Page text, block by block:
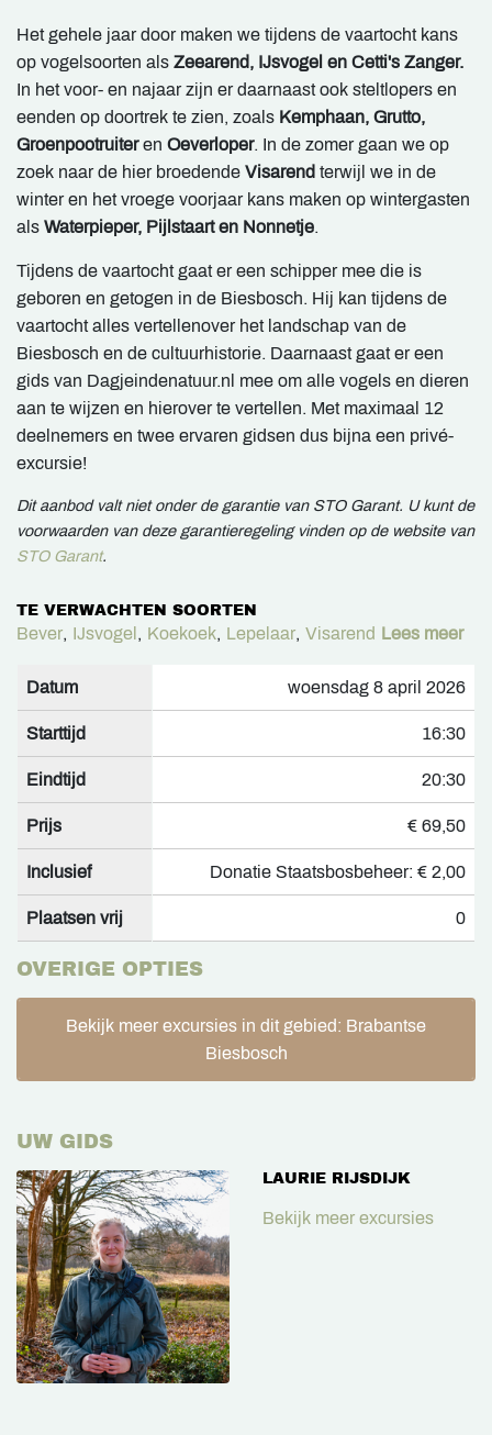
Het gehele jaar door maken we tijdens de vaartocht kans
op vogelsoorten als Zeearend, IJsvogel en Cetti's Zanger.
In het voor- en najaar zijn er daarnaast ook steltlopers en
eenden op doortrek te zien, zoals Kemphaan, Grutto,
Groenpootruiteren Oeverloper. In de zomer gaan we op
zoek naar de hier broedende Visarend terwijl we in de
winter en het vroege voorjaar kans maken op wintergasten
als Waterpieper, Pijlstaart en Nonnetje.
Tijdens de vaartocht gaat er een schipper mee die is
geboren en getogen in de Biesbosch. Hij kan tijdens de
vaartocht alles vertellenover het landschap van de
Biesbosch en de cultuurhistorie. Daarnaast gaat er een
gids van Dagjeindenatuur.nl mee om alle vogels en dieren
aan te wijzen en hierover te vertellen. Met maximaal 12
deelnemers en twee ervaren gidsen dus bijna een privé-
excursie!
Dit aanbod valt niet onder de garantie van STO Garant. U kunt de
voorwaarden van deze garantieregeling vinden op de website van
STO Garant.
TE VERWACHTEN SOORTEN
Bever, IJsvogel , Koekoek, Lepelaar, Visarend Lees meer
Datum woensdag 8 april 2026
Starttijd 16:30
Eindtijd 20:30
Prijs € 69,50
Inclusief Donatie Staatsbosbeheer: € 2,00
Plaatsen vrij 0
OVERIGE OPTIES
Bekijk meer excursies in dit gebied: Brabantse
Biesbosch
UW GIDS
LAURIE RIJSDIJK
Bekijk meer excursies